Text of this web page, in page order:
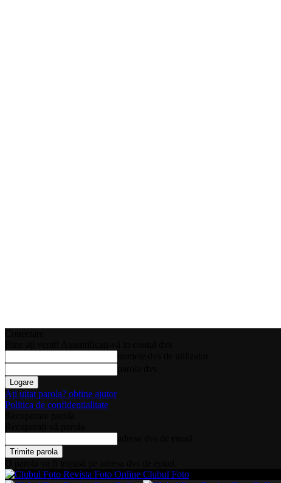
Ați uitat parola? obține ajutor
Politica de confidentialitate
Clubul Foto